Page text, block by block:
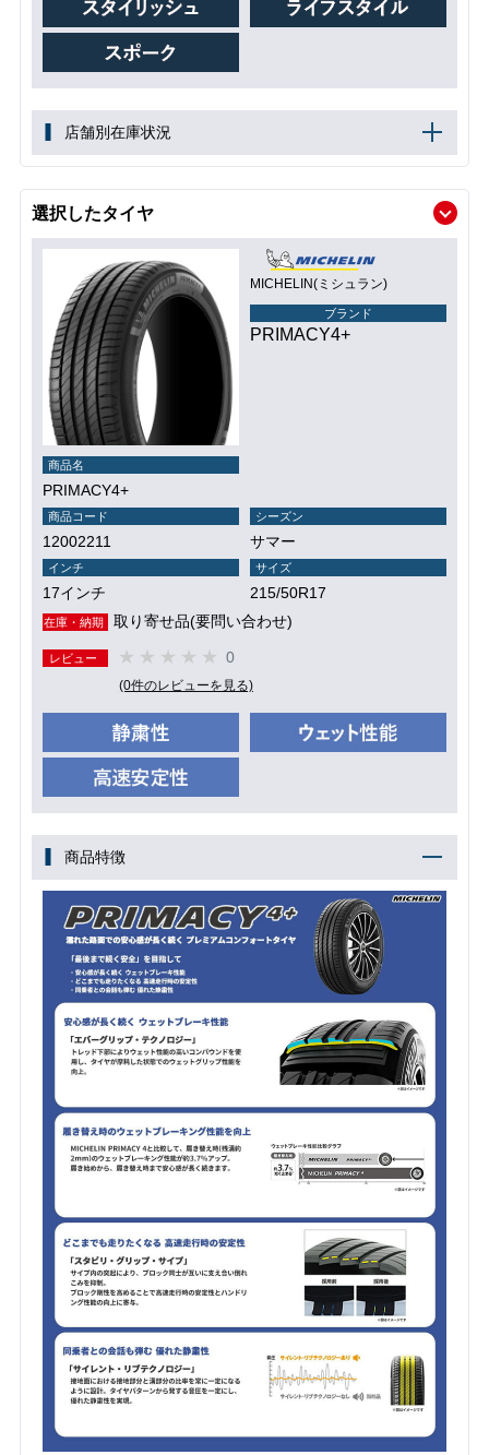
店舗別在庫状況
選択したタイヤ
MICHELIN(ミシュラン)
ブランド
PRIMACY4+
商品名
PRIMACY4+
商品コード
12002211
シーズン
サマー
インチ
17インチ
サイズ
215/50R17
在庫・納期 取り寄せ品(要問い合わせ)
レビュー 0
(0件のレビューを見る)
商品特徴